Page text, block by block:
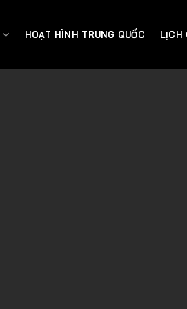
HOẠT HÌNH TRUNG QUỐC LỊCH